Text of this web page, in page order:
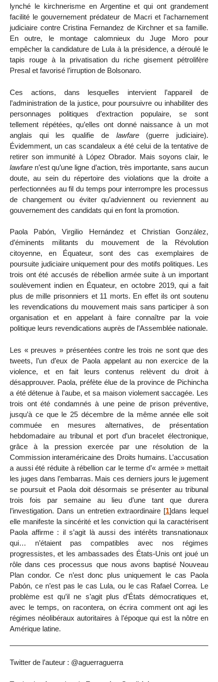
lynché le kirchnerisme en Argentine et qui ont grandement
facilité le gouvernement prédateur de Macri et l’acharnement
judiciaire contre Cristina Fernandez de Kirchner et sa famille.
En outre, le montage calomnieux du Juge Moro pour
empêcher la candidature de Lula à la présidence, a déroulé le
tapis rouge à la privatisation du riche gisement pétrolifère
Presal et favorisé l’irruption de Bolsonaro.
Ces actions, dans lesquelles intervient l’appareil de
l’administration de la justice, pour poursuivre ou inhabiliter des
personnages politiques d’extraction populaire, se sont
tellement répétées, qu’elles ont donné naissance à un mot
anglais qui les qualifie de lawfare(guerre judiciaire).
Évidemment, un cas scandaleux a été celui de la tentative de
retirer son immunité à López Obrador. Mais soyons clair, le
lawfare n’est qu’une ligne d’action, très importante, sans aucun
doute, au sein du répertoire des violations que la droite a
perfectionnées au fil du temps pour interrompre les processus
de changement ou éviter qu’adviennent ou reviennent au
gouvernement des candidats qui en font la promotion.
Paola Pabón, Virgilio Hernández et Christian González,
d’éminents militants du mouvement de la Révolution
citoyenne, en Équateur, sont des cas exemplaires de
poursuite judiciaire uniquement pour des motifs politiques. Les
trois ont été accusés de rébellion armée suite à un important
soulèvement indien en Équateur, en octobre 2019, qui a fait
plus de mille prisonniers et 11 morts. En effet ils ont soutenu
les revendications du mouvement mais sans participer à son
organisation et en appelant à faire connaître par la voie
politique leurs revendications auprès de l’Assemblée nationale.
Les « preuves » présentées contre les trois ne sont que des
tweets, l’un d’eux de Paola appelant au non exercice de la
violence, et en fait leurs contenus relèvent du droit à
désapprouver. Paola, préfète élue de la province de Pichincha
a été détenue à l’aube, et sa maison violement saccagée. Les
trois ont été condamnés à une peine de prison préventive,
jusqu’à ce que le 25 décembre de la même année elle soit
commuée en mesures alternatives, de présentation
hebdomadaire au tribunal et port d’un bracelet électronique,
grâce à la pression exercée par une résolution de la
Commission interaméricaine des Droits humains. L’accusation
a aussi été réduite à rébellion car le terme d’« armée » mettait
les juges dans l’embarras. Mais ces derniers jours le jugement
se poursuit et Paola doit désormais se présenter au tribunal
trois fois par semaine au lieu d’une tant que durera
l’investigation. Dans un entretien extraordinaire [1]dans lequel
elle manifeste la sincérité et les conviction qui la caractérisent
Paola affirme : il s’agit là aussi des intérêts transnationaux
qui… n’étaient pas compatibles avec nos régimes
progressistes, et les ambassades des États-Unis ont joué un
rôle dans ces processus que nous avons baptisé Nouveau
Plan condor. Ce n’est donc plus uniquement le cas Paola
Pabón, ce n’est pas le cas Lula, ou le cas Rafael Correa. Le
problème est qu’il ne s’agit plus d’États démocratiques et,
avec le temps, on racontera, on écrira comment ont agi les
régimes néolibéraux autoritaires à l’époque qui est la nôtre en
Amérique latine.
Twitter de l’auteur : @aguerraguerra